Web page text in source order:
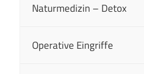
Naturmedizin – Detox
Operative Eingriffe